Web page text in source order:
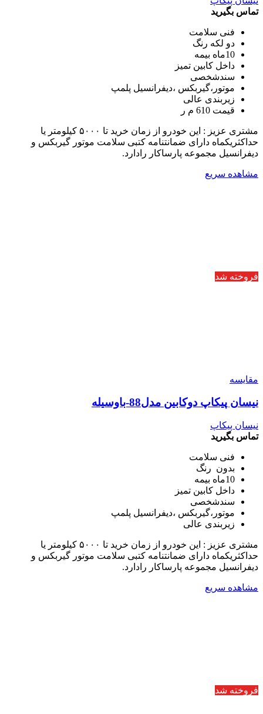
تماس بگیرید
فنی سلامت
دو لکه رنگ
10ماه بیمه
داخل کابین تمیز
سندشخصی
موتور،گیربکس ،دیفرانسیل پلمپ
زیربندی عالی
قیمت 610 م ر
مشتری عزیز : این خودرو از زمان خرید تا ۵۰۰۰ کیلومتر یا
حداکثریکماه دارای ضمانتنامه کتبی سلامت موتور گیربکس و
دیفرانسیل مجموعه پارساکار رادارد.
مشاهده سریع
فروخته شد
مقایسه
نیسان پیکاپ دوکابین مدل88-باوسیله
نیسان پیکاپ
تماس بگیرید
فنی سلامت
بدون رنگ
10ماه بیمه
داخل کابین تمیز
سندشخصی
موتور،گیربکس ،دیفرانسیل پلمپ
زیربندی عالی
مشتری عزیز : این خودرو از زمان خرید تا ۵۰۰۰ کیلومتر یا
حداکثریکماه دارای ضمانتنامه کتبی سلامت موتور گیربکس و
دیفرانسیل مجموعه پارساکار رادارد.
مشاهده سریع
فروخته شد